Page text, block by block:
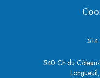
540 Ch du Côteau-